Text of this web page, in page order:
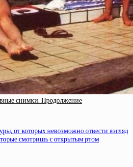
снимки. Продолжение
от которых невозможно отвести взгляд
смотришь с открытым ртом